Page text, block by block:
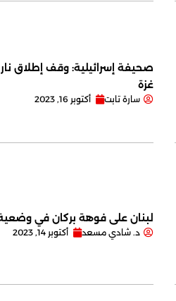
صحيفة إسرائيلية: وقف إطلاق
غزة
سارة تابت أكتوبر 16, 2023
لبنان على فوهة بركان في وضعية
د. شادي مسعد أكتوبر 14, 2023